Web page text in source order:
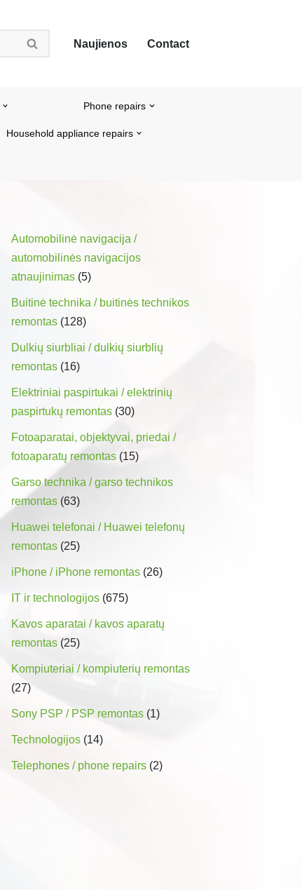
Naujienos Contact
Phone repairs
Household appliance repairs
Automobilinė navigacija /
automobilinės navigacijos
atnaujinimas (5)
Buitinė technika / buitinės technikos
remontas (128)
Dulkių siurbliai / dulkių siurblių
remontas (16)
Elektriniai paspirtukai / elektrinių
paspirtukų remontas (30)
Fotoaparatai, objektyvai, priedai /
fotoaparatų remontas (15)
Garso technika / garso technikos
remontas (63)
Huawei telefonai / Huawei telefonų
remontas (25)
iPhone / iPhone remontas (26)
IT ir technologijos (675)
Kavos aparatai / kavos aparatų
remontas (25)
Kompiuteriai / kompiuterių remontas
(27)
Sony PSP / PSP remontas (1)
Technologijos (14)
Telephones / phone repairs (2)